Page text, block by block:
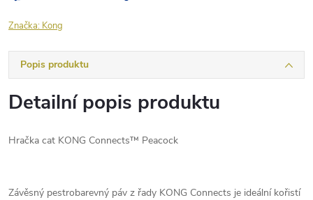
Značka: Kong
Popis produktu
Detailní popis produktu
Hračka cat KONG Connects™ Peacock
Závěsný pestrobarevný páv z řady KONG Connects je ideální kořistí